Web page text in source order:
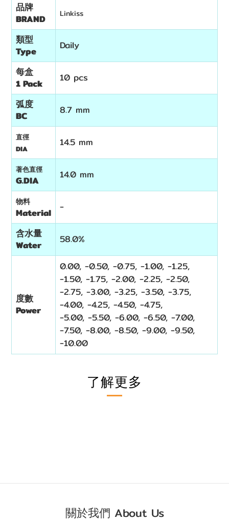
品牌
BRAND
Linkiss
類型
Type
Daily
每盒
1 Pack
10 pcs
弧度
BC
8.7 mm
直徑
DIA
14.5 mm
著色直徑
G.DIA 14.0 mm
物料
Material
-
含水量
Water
58.0%
度數
Power
0.00, -0.50, -0.75, -1.00, -1.25,
-1.50, -1.75, -2.00, -2.25, -2.50,
-2.75, -3.00, -3.25, -3.50, -3.75,
-4.00, -4.25, -4.50, -4.75,
-5.00, -5.50, -6.00, -6.50, -7.00,
-7.50, -8.00, -8.50, -9.00, -9.50,
-10.00
了解更多
關於我們 About Us